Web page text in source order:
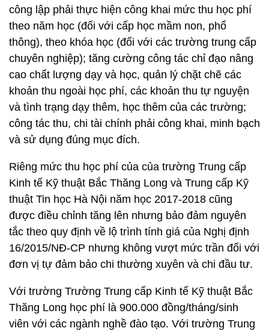
công lập phải thực hiện công khai mức thu học phí
theo năm học (đối với cấp học mầm non, phổ
thông), theo khóa học (đối với các trường trung cấp
chuyên nghiệp); tăng cường công tác chỉ đạo nâng
cao chất lượng dạy và học, quản lý chặt chẽ các
khoản thu ngoài học phí, các khoản thu tự nguyện
và tình trạng dạy thêm, học thêm của các trường;
công tác thu, chi tài chính phải công khai, minh bạch
và sử dụng đúng mục đích.
Riêng mức thu học phí của của trường Trung cấp
Kinh tế Kỹ thuật Bắc Thăng Long và Trung cấp Kỹ
thuật Tin học Hà Nội năm học 2017-2018 cũng
được điều chỉnh tăng lên nhưng bảo đảm nguyên
tắc theo quy định về lộ trình tính giá của Nghị định
16/2015/NĐ-CP nhưng không vượt mức trần đối với
đơn vị tự đảm bảo chi thường xuyên và chi đầu tư.
Với trường Trường Trung cấp Kinh tế Kỹ thuật Bắc
Thăng Long học phí là 900.000 đồng/tháng/sinh
viên với các ngành nghề đào tạo. Với trường Trung